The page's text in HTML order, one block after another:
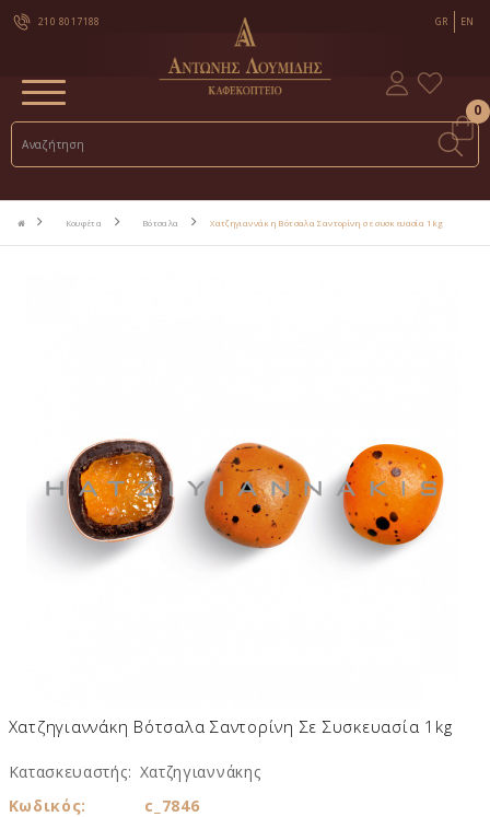
210 8017188 GR EN
0
Κουφέτα Βότσαλα Χατζηγιαννάκη Βότσαλα Σαντορίνη σε συσκευασία 1kg
Χατζηγιαννάκη Βότσαλα Σαντορίνη Σε Συσκευασία 1kg
Κατασκευαστής: Χατζηγιαννάκης
Κωδικός:
c_7846